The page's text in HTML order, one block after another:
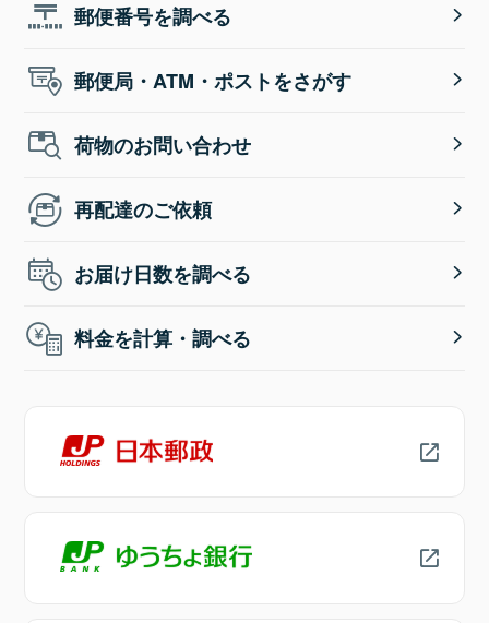
郵便番号を調べる
郵便局・ATM・ポストをさがす
荷物のお問い合わせ
再配達のご依頼
お届け日数を調べる
料金を計算・調べる